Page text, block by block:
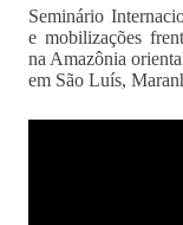
Seminário
e mobilizações
na Amazônia
em São Luís,